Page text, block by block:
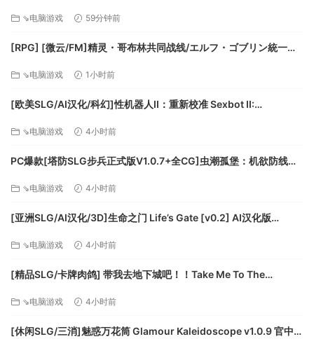
推荐配置：
需要64位处理器和操作系统
处理器：Intel Core i5 / AMD FX
内存：8 GB RAM
DirectX 版本：12
声卡：DirectX传声卡
⇘电脑游戏 59分钟前
[RPG] [微云/FM]精灵・哥布林共同战线/エルフ・ゴブリン統一戦
⇘电脑游戏 1小时前
[欧美SLG/AI汉化/科幻]性机器人II：重新校准 Sexbot II:
⇘电脑游戏 4小时前
PC爆款[塔防SLG步兵正式版V1.0.7+全CG]虫潮孤堡：机欲防线
迅雷/UC/夸克
⇘电脑游戏 4小时前
[亚洲SLG/AI汉化/3D]生命之门 Life’s Gate [v0.2] AI汉化版
⇘电脑游戏 4小时前
[精品SLG/卡牌肉鸽] 带我去地下城吧！！Take Me To The
⇘电脑游戏 4小时前
[休闲SLG/三消]魅惑万花筒 Glamour Kaleidoscope v1.0.9 官中